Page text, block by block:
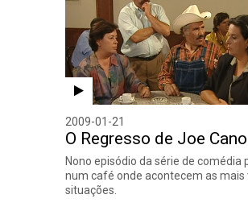
2009-01-21
O Regresso de Joe
Nono episódio da série de comédia
num café onde acontecem as mais
situações.